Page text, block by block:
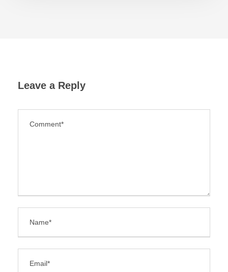
Leave a Reply